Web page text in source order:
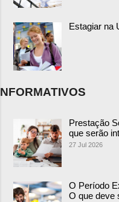
Estagiar na
NFORMATIVOS
Prestação
que serão
27 Jul 2026
O Período
O que deve